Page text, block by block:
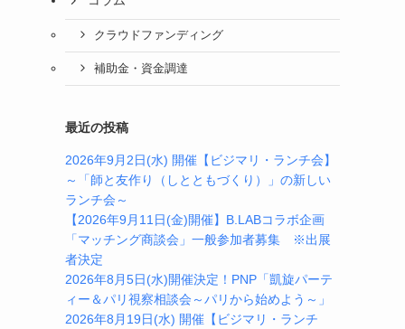
クラウドファンディング
補助金・資金調達
最近の投稿
2026年9月2日(水) 開催【ビジマリ・ランチ会】
～「師と友作り（しとともづくり）」の新しい
ランチ会～
【2026年9月11日(金)開催】B.LABコラボ企画
「マッチング商談会」一般参加者募集 ※出展
者決定
2026年8月5日(水)開催決定！PNP「凱旋パーテ
ィー＆パリ視察相談会～パリから始めよう～」
2026年8月19日(水) 開催【ビジマリ・ランチ